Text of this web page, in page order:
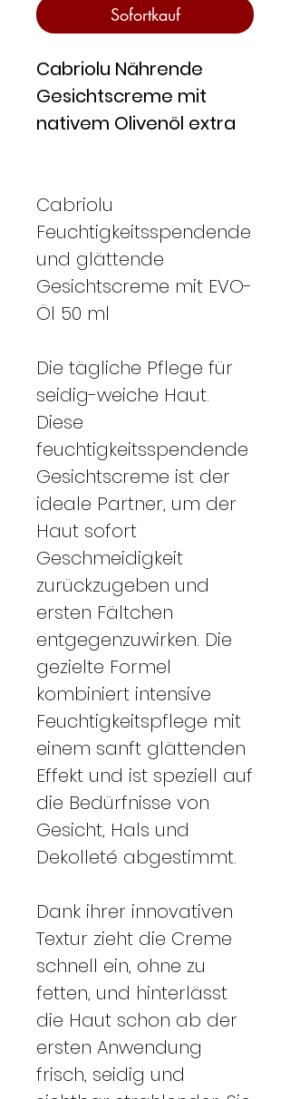
Sofortkauf
Cabriolu Nährende
Gesichtscreme mit
nativem Olivenöl extra
Cabriolu
Feuchtigkeitsspendende
und glättende
Gesichtscreme mit EVO-
Öl 50 ml
Die tägliche Pflege für
seidig-weiche Haut.
Diese
feuchtigkeitsspendende
Gesichtscreme ist der
ideale Partner, um der
Haut sofort
Geschmeidigkeit
zurückzugeben und
ersten Fältchen
entgegenzuwirken. Die
gezielte Formel
kombiniert intensive
Feuchtigkeitspflege mit
einem sanft glättenden
Effekt und ist speziell auf
die Bedürfnisse von
Gesicht, Hals und
Dekolleté abgestimmt.
Dank ihrer innovativen
Textur zieht die Creme
schnell ein, ohne zu
fetten, und hinterlässt
die Haut schon ab der
ersten Anwendung
frisch, seidig und